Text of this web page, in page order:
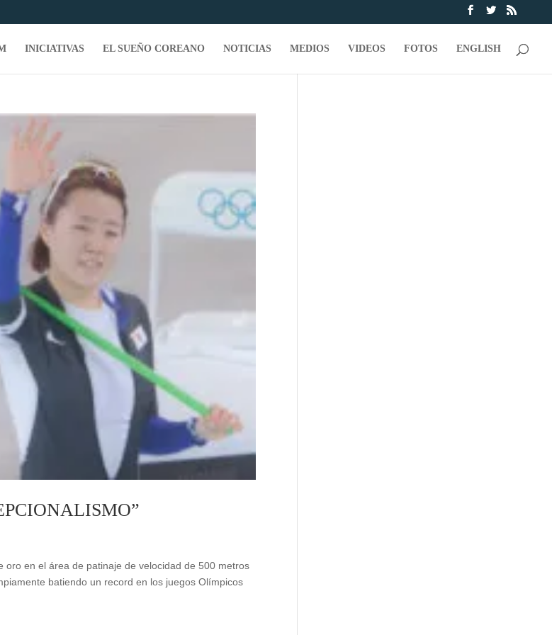
INICIATIVAS EL SUEÑO COREANO NOTICIAS MEDIOS VIDEOS FOTOS ENGLISH
en el área de patinaje de velocidad de 500 metros
batiendo un record en los juegos Olímpicos